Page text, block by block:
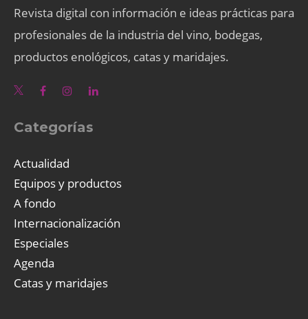
Revista digital con información e ideas prácticas para
profesionales de la industria del vino, bodegas,
productos enológicos, catas y maridajes.
Categorías
Actualidad
Equipos y productos
A fondo
Internacionalización
Especiales
Agenda
Catas y maridajes